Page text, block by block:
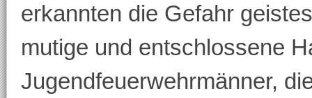
erkannten die Gefahr
mutige und entschlossene
Jugendfeuerwehrmänner,